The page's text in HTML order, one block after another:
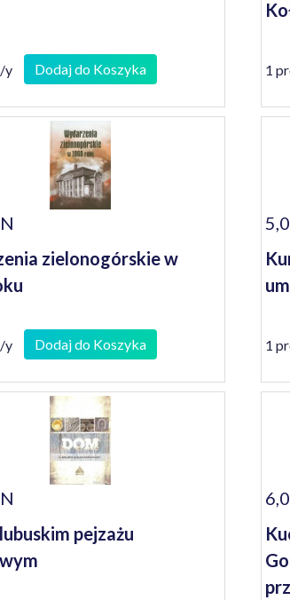
y Dodaj do Koszyka 1
zielonogórskie w
y Dodaj do Koszyka 1
pejzażu